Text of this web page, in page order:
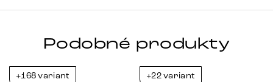
Podobné produkty
+168 variant +22 variant